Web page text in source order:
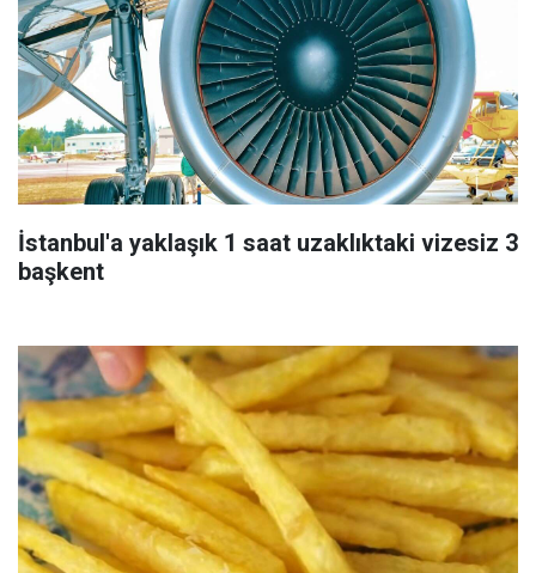
İstanbul'a yaklaşık 1 saat uzaklıktaki vizesiz 3
başkent